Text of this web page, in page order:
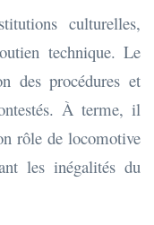
culturelles,
technique. Le
des procédures et
À terme, il
rôle de locomotive
les inégalités du